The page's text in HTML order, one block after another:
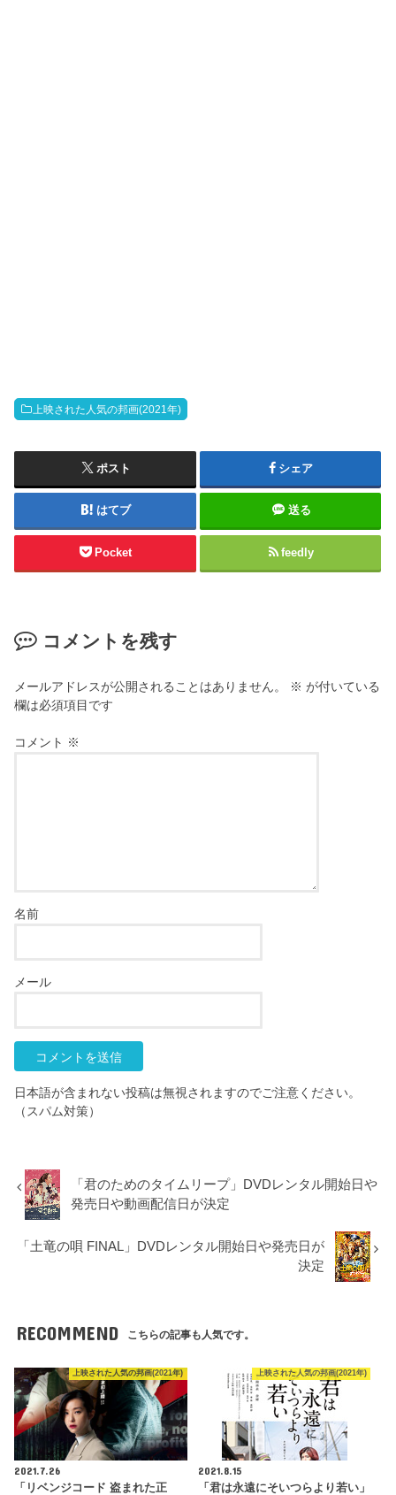
上映された人気の邦画(2021年)
ポスト シェア
はてブ 送る
Pocket feedly
コメントを残す
メールアドレスが公開されることはありません。 ※ が付いている
欄は必須項目です
コメント ※
名前
メール
日本語が含まれない投稿は無視されますのでご注意ください。
（スパム対策）
「君のためのタイムリープ」DVDレンタル開始日や
発売日や動画配信日が決定
「土竜の唄 FINAL」DVDレンタル開始日や発売日が
決定
RECOMMEND こちらの記事も人気です。
上映された人気の邦画(2021年)
2021.7.26
「リベンジコード 盗まれた正
上映された人気の邦画(2021年)
2021.8.15
「君は永遠にそいつらより若い」